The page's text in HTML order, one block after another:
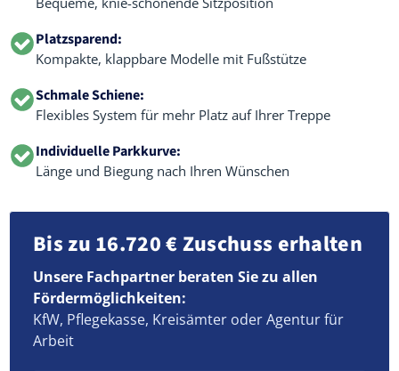
Platzsparend:
Kompakte, klappbare Modelle mit Fußstütze
Schmale Schiene:
Flexibles System für mehr Platz auf Ihrer Treppe
Individuelle Parkkurve:
Länge und Biegung nach Ihren Wünschen
Bis zu 16.720 € Zuschuss erhalten
Unsere Fachpartner beraten Sie zu allen
Fördermöglichkeiten:
KfW, Pflegekasse, Kreisämter oder Agentur für
Arbeit